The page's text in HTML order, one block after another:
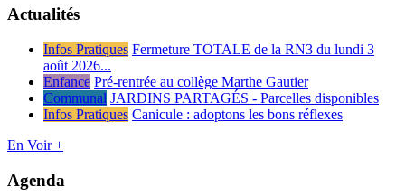
Actualités
Infos Pratiques Fermeture TOTALE de la RN3 du lundi 3
août 2026...
Enfance Pré-rentrée au collège Marthe Gautier
Communal JARDINS PARTAGÉS - Parcelles disponibles
Infos Pratiques Canicule : adoptons les bons réflexes
En Voir +
Agenda